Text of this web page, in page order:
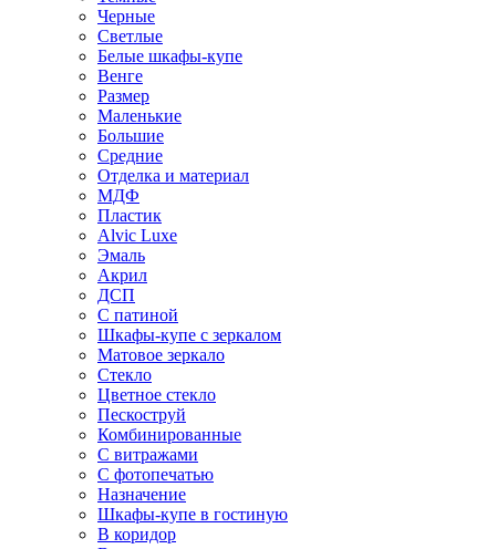
Черные
Светлые
Белые шкафы-купе
Венге
Размер
Маленькие
Большие
Средние
Отделка и материал
МДФ
Пластик
Alvic Luxe
Эмаль
Акрил
ДСП
С патиной
Шкафы-купе с зеркалом
Матовое зеркало
Стекло
Цветное стекло
Пескоструй
Комбинированные
С витражами
С фотопечатью
Назначение
Шкафы-купе в гостиную
В коридор